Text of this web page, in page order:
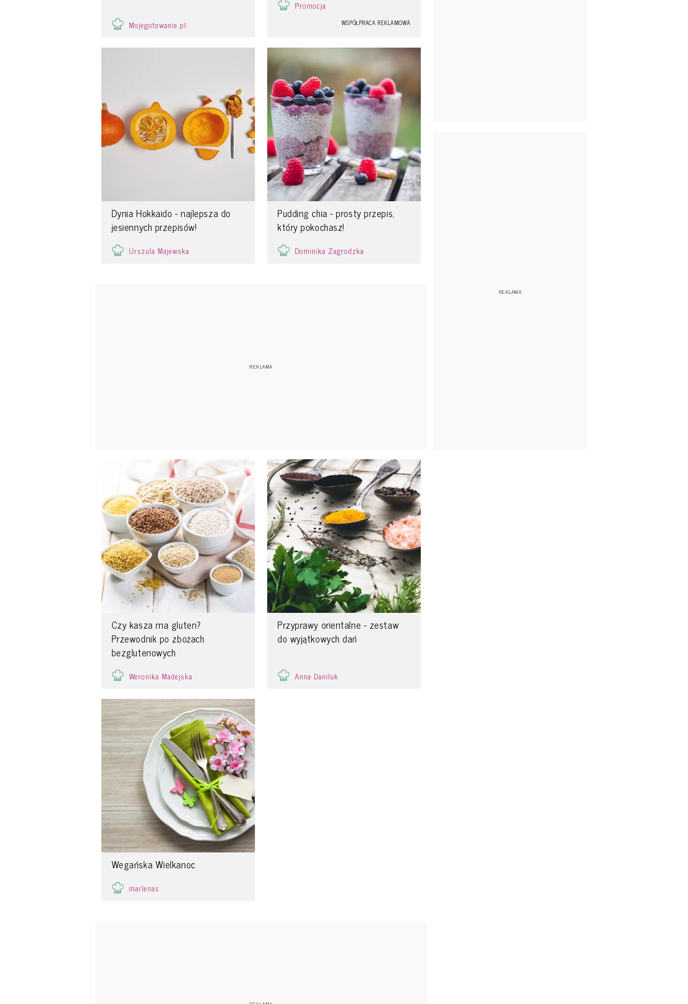
Mojegotowanie.pl
Promocja
WSPÓŁPRACA REKLAMOWA
Dynia Hokkaido - najlepsza do
jesiennych przepisów!
Urszula Majewska
Pudding chia - prosty przepis,
który pokochasz!
Dominika Zagrodzka
Czy kasza ma gluten?
Przewodnik po zbożach
bezglutenowych
Weronika Madejska
Przyprawy orientalne - zestaw
do wyjątkowych dań
Anna Daniluk
Wegańska Wielkanoc
marlenas